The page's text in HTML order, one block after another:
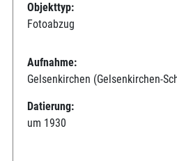
Objekttyp:
Fotoabzug
Aufnahme:
Gelsenkirchen (Gelsenkirchen-
Datierung:
um 1930